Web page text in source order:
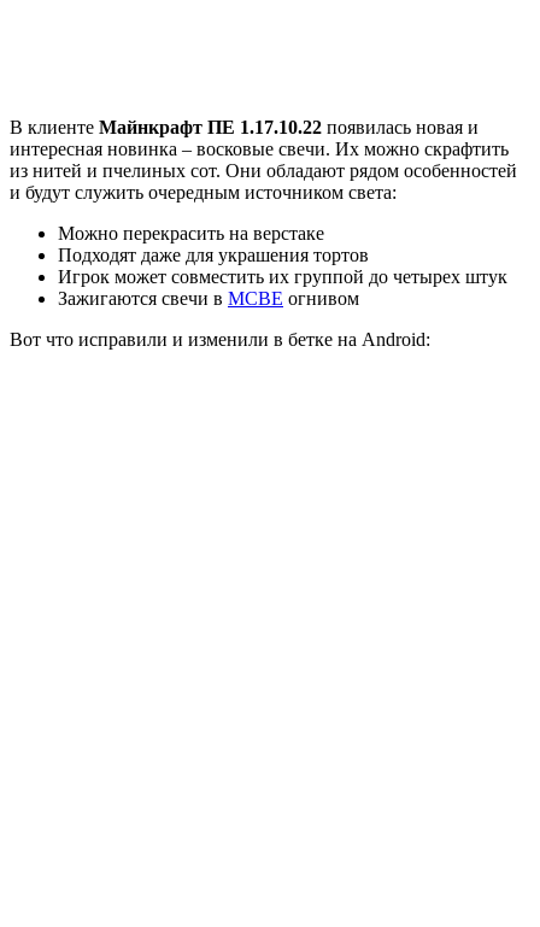
В клиенте Майнкрафт ПЕ 1.17.10.22 появилась новая и
интересная новинка – восковые свечи. Их можно скрафтить
из нитей и пчелиных сот. Они обладают рядом особенностей
и будут служить очередным источником света:
Можно перекрасить на верстаке
Подходят даже для украшения тортов
Игрок может совместить их группой до четырех штук
Зажигаются свечи в MCBE огнивом
Вот что исправили и изменили в бетке на Android: